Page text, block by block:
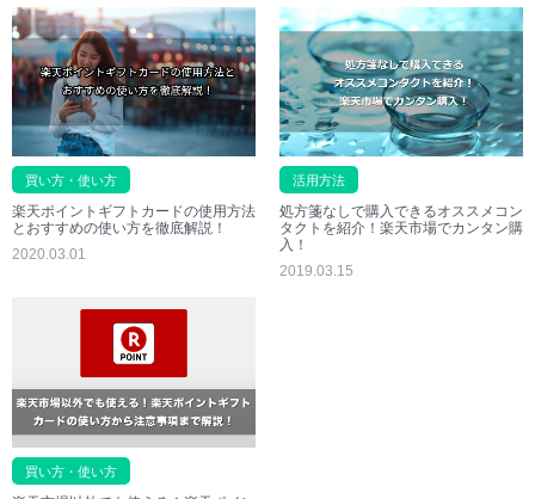
買い方・使い方
楽天ポイントギフトカードの使用方法
とおすすめの使い方を徹底解説！
2020.03.01
活用方法
処方箋なしで購入できるオススメコン
タクトを紹介！楽天市場でカンタン購
入！
2019.03.15
買い方・使い方